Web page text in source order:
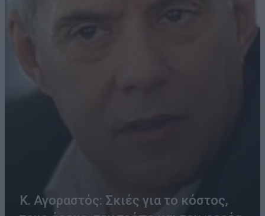
Κ. Αγοραστός: Σκιές για το κόστος,